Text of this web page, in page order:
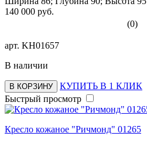
140 000 руб.
(0)
арт. KH01657
В наличии
В КОРЗИНУ
КУПИТЬ В 1 КЛИК
Быстрый просмотр
Кресло кожаное "Ричмонд" 01265